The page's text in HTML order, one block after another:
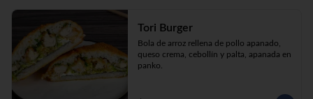
Tori Burger
Bola de arroz rellena de pollo apanado,
queso crema, cebollín y palta, apanada en
panko.